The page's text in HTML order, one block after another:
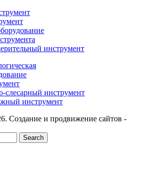
инструмент
слесарный инструмент
инструмент
Создание и продвижение сайтов -
Search